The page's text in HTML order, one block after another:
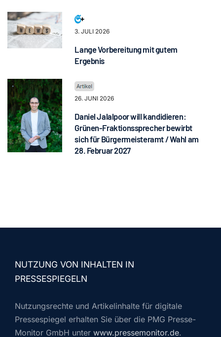
3. JULI 2026
Lange Vorbereitung mit gutem
Ergebnis
26. JUNI 2026
Daniel Jalalpoor will kandidieren:
Grünen-Fraktionssprecher bewirbt
sich für Bürgermeisteramt / Wahl am
28. Februar 2027
NUTZUNG VON INHALTEN IN
PRESSESPIEGELN
Nutzungsrechte und Artikelinhalte für digitale
Pressespiegel erhalten Sie über die PMG Presse-
Monitor GmbH unter www.pressemonitor.de.